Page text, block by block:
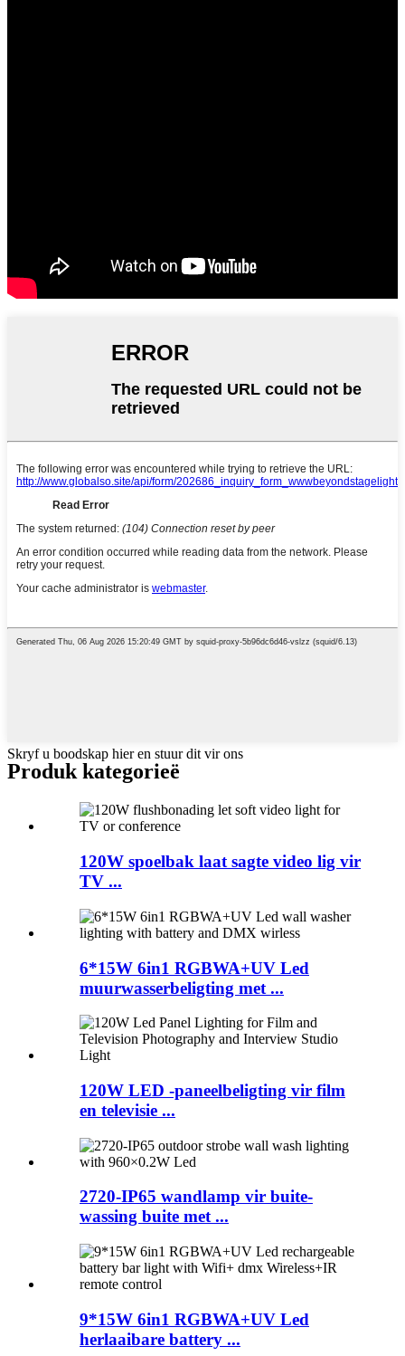
Skryf u boodskap hier en stuur dit vir ons
Produk kategorieë
120W spoelbak laat sagte video lig vir
TV ...
6*15W 6in1 RGBWA+UV Led
muurwasserbeligting met ...
120W LED -paneelbeligting vir film
en televisie ...
2720-IP65 wandlamp vir buite-
wassing buite met ...
9*15W 6in1 RGBWA+UV Led
herlaaibare battery ...